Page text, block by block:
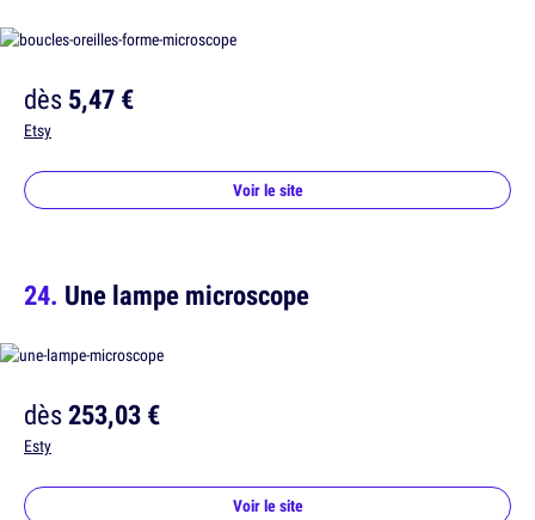
dès5,47 €
Etsy
Voir le site
Une lampe microscope
dès253,03 €
Esty
Voir le site